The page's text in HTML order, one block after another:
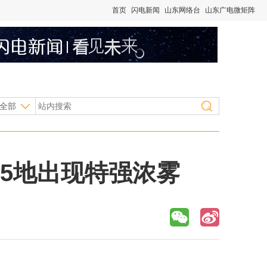
首页 闪电新闻 山东网络台 山东广电微矩阵
部
地出现特强浓雾